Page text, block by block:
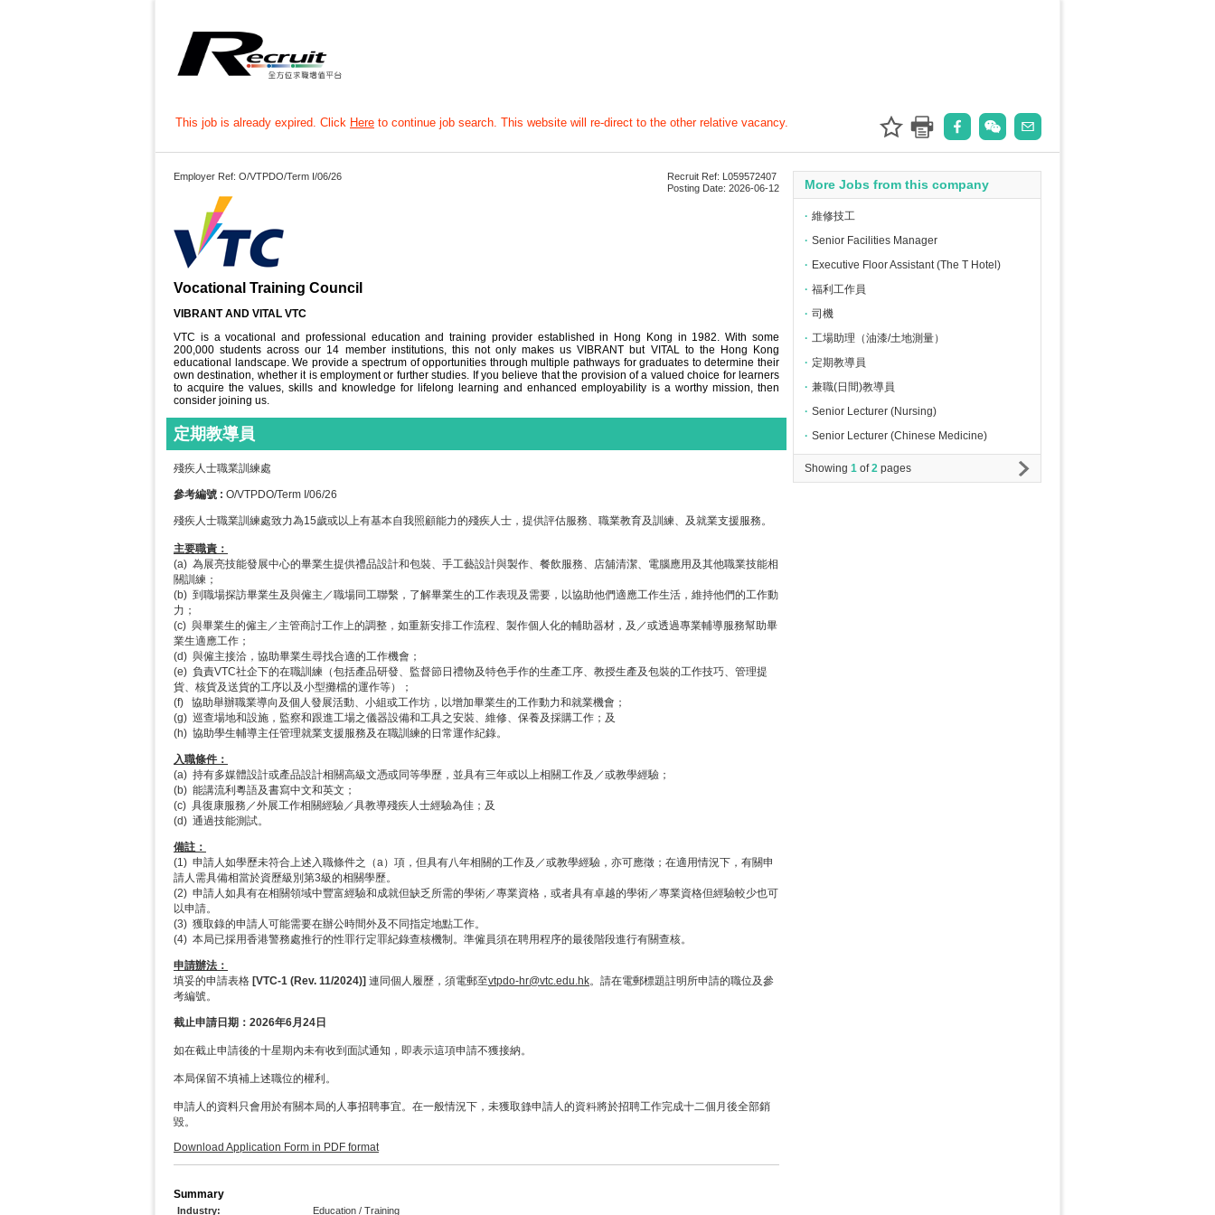
This job is already expired. Click Here to continue job search. This website will re-direct to the other relative vacancy.
Employer Ref: O/VTPDO/Term I/06/26
Recruit Ref: L059572407
Posting Date: 2026-06-12
Vocational Training Council
VIBRANT AND VITAL VTC
VTC is a vocational and professional education and training provider established in Hong Kong in 1982. With some
200,000 students across our 14 member institutions, this not only makes us VIBRANT but VITAL to the Hong Kong
educational landscape. We provide a spectrum of opportunities through multiple pathways for graduates to determine their
own destination, whether it is employment or further studies. If you believe that the provision of a valued choice for learners
to acquire the values, skills and knowledge for lifelong learning and enhanced employability is a worthy mission, then
consider joining us.
定期教導員
殘疾人士職業訓練處
參考編號​ : O/VTPDO/Term I/06/26
殘疾人士職業訓練處致力為15歲或以上有基本自我照顧能力的殘疾人士，提供評估服務、職業教育及訓練、及就業支援服務。
主要職責：
(a) 為展亮技能發展中心的畢業生提供禮品設計和包裝、手工藝設計與製作、餐飲服務、店舖清潔、電腦應用及其他職業技能相
關訓練；
(b) 到職場探訪畢業生及與僱主／職場同工聯繫，了解畢業生的工作表現及需要，以協助他們適應工作生活，維持他們的工作動
力；
(c) 與畢業生的僱主／主管商討工作上的調整，如重新安排工作流程、製作個人化的輔助器材，及／或透過專業輔導服務幫助畢
業生適應工作；
(d) 與僱主接洽，協助畢業生尋找合適的工作機會；
(e) 負責VTC社企下的在職訓練（包括產品研發、監督節日禮物及特色手作的生產工序、教授生產及包裝的工作技巧、管理提
貨、核貨及送貨的工序以及小型攤檔的運作等）；
(f) 協助舉辦職業導向及個人發展活動、小組或工作坊，以增加畢業生的工作動力和就業機會；
(g) 巡查場地和設施，監察和跟進工場之儀器設備和工具之安裝、維修、保養及採購工作；及
(h) 協助學生輔導主任管理就業支援服務及在職訓練的日常運作紀錄。
入職條件：
(a) 持有多媒體設計或產品設計相關高級文憑或同等學歷，並具有三年或以上相關工作及／或教學經驗；
(b) 能講流利粵語及書寫中文和英文；
(c) 具復康服務／外展工作相關經驗／具教導殘疾人士經驗為佳；及
(d) 通過技能測試。
備註：
(1) 申請人如學歷未符合上述入職條件之（a）項，但具有八年相關的工作及／或教學經驗，亦可應徵；在適用情況下，有關申
請人需具備相當於資歷級別第3級的相關學歷。
(2) 申請人如具有在相關領域中豐富經驗和成就但缺乏所需的學術／專業資格，或者具有卓越的學術／專業資格但經驗較少也可
以申請。
(3) 獲取錄的申請人可能需要在辦公時間外及不同指定地點工作。
(4) 本局已採用香港警務處推行的性罪行定罪紀錄查核機制。準僱員須在聘用程序的最後階段進行有關查核。
申請辦法：
填妥的申請表格 [VTC-1 (Rev. 11/2024)] 連同個人履歷，須電郵至vtpdo-hr@vtc.edu.hk。請在電郵標題註明所申請的職位及參
考編號。
截止申請日期：2026年6月24日
如在截止申請後的十星期內未有收到面試通知，即表示這項申請不獲接納。
本局保留不填補上述職位的權利。
申請人的資料只會用於有關本局的人事招聘事宜。在一般情況下，未獲取錄申請人的資料將於招聘工作完成十二個月後全部銷
毀。
Download Application Form in PDF format
Summary
Industry: Education / Training
More Jobs from this company
∙ 維修技工
∙ Senior Facilities Manager
∙ Executive Floor Assistant (The T Hotel)
∙ 福利工作員
∙ 司機
∙ 工場助理（油漆/土地測量）
∙ 定期教導員
∙ 兼職(日間)教導員
∙ Senior Lecturer (Nursing)
∙ Senior Lecturer (Chinese Medicine)
Showing 1 of2 pages